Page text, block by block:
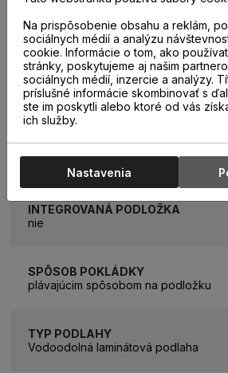
TEPELNÝ ODPOR
0,06m2K/W
PODLAHOVÉ VYKUROVANIE
áno
TYP POVRCHU
4V Pressed, EIR, AquaSafe
INTEGROVANÁ PODLOŽKA
nie
SPÔSOB POKLÁDKY
plávajúcim spôsobom na podložku
TYP PODLAHY
Vodoodolná laminátová podlaha
Na prispôsobenie obsahu a reklám,
sociálnych médií a analýzu
cookie. Informácie o tom, ako
stránky, poskytujeme aj našim
sociálnych médií, inzercie a analýzy.
príslušné informácie skombinovať s
ste im poskytli alebo ktoré od vás
ich služby.
Nastavenia